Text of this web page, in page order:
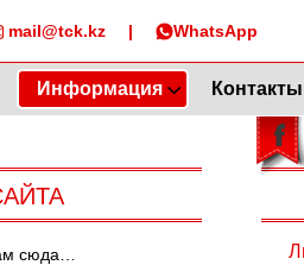
mail@tck.kz | WhatsApp
Информация Контакты
сюда…